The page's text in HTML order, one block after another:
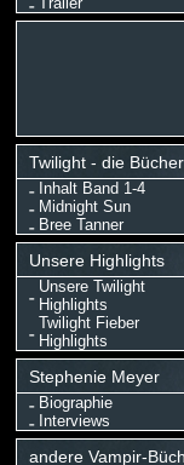
Twilight - die Bücher
Inhalt Band 1-4
Midnight Sun
Bree Tanner
Unsere Highlights
Unsere Twilight
Highlights
Twilight Fieber
Highlights
Stephenie Meyer
Biographie
Interviews
andere Vampir-